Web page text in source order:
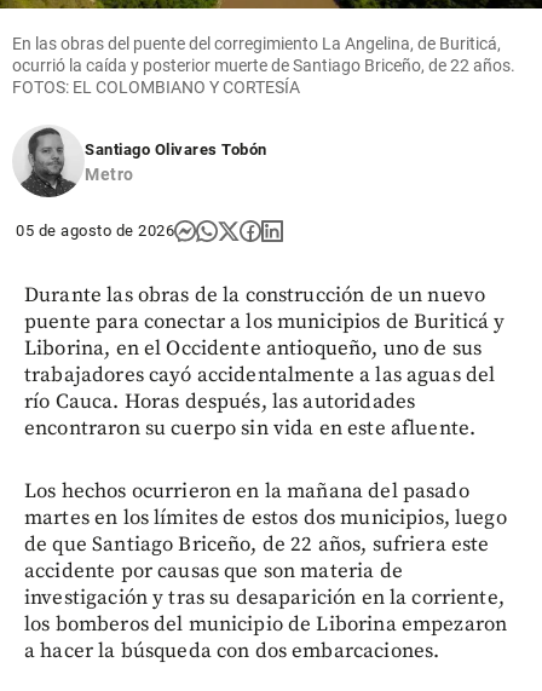
En las obras del puente del corregimiento La Angelina, de Buriticá,
ocurrió la caída y posterior muerte de Santiago Briceño, de 22 años.
FOTOS: EL COLOMBIANO Y CORTESÍA
Santiago Olivares Tobón
Metro
05 de agosto de 2026
Durante las obras de la construcción de un nuevo
puente para conectar a los municipios de Buriticá y
Liborina, en el Occidente antioqueño, uno de sus
trabajadores cayó accidentalmente a las aguas del
río Cauca. Horas después, las autoridades
encontraron su cuerpo sin vida en este afluente.
Los hechos ocurrieron en la mañana del pasado
martes en los límites de estos dos municipios, luego
de que Santiago Briceño, de 22 años, sufriera este
accidente por causas que son materia de
investigación y tras su desaparición en la corriente,
los bomberos del municipio de Liborina empezaron
a hacer la búsqueda con dos embarcaciones.